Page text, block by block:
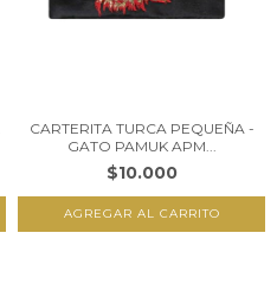
CARTERITA TURCA PEQUEÑA -
GATO PAMUK APM...
$10.000